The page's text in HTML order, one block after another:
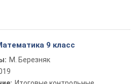
9 класс
М. Березняк